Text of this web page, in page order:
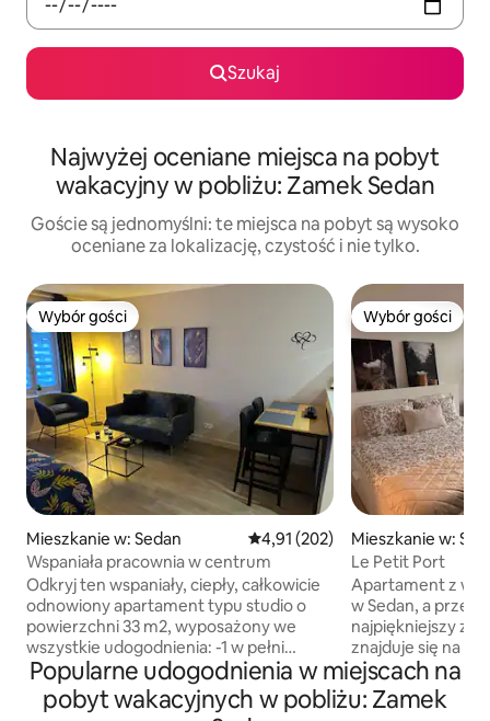
Szukaj
Najwyżej oceniane miejsca na pobyt
wakacyjny w pobliżu: Zamek Sedan
Goście są jednomyślni: te miejsca na pobyt są wysoko
oceniane za lokalizację, czystość i nie tylko.
Wybór gości
Wybór gości
Mieszkanie w: Sedan Średnia ocena: 4,91 na 5, liczba
4,91 (202)
Wspaniała pracownia w centrum
Odkryj ten wspaniały, ciepły, całkowicie
odnowiony apartament typu studio o
powierzchni 33 m2, wyposażony we
wszystkie udogodnienia: -1 w pełni
wyposażoną kuchnię - 1 mały salon -1
łóżko 140x190 (pościel w komplecie) -1
łazienka (ręczniki w zestawie) - Suszarka
Wybór gości
Wybór gości
Mieszkanie w:
Le Petit Port
Apartament z
w Sedan, a
najpiękniejszy
znajduje się na
spokojnego
położony w
od centrum
Popularne udogodnienia w miejscach na
pobyt wakacyjnych w pobliżu: Zamek